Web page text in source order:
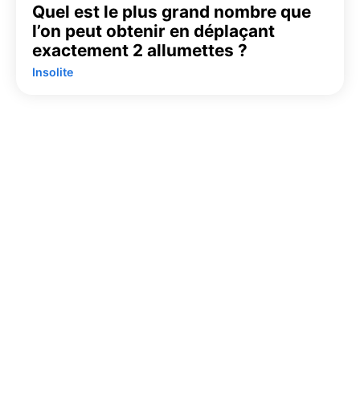
Quel est le plus grand nombre que
l’on peut obtenir en déplaçant
exactement 2 allumettes ?
Insolite